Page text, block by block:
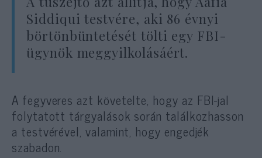
Siddiqui testvére, aki 86 évnyi
börtönbüntetését tölti egy FBI-
ügynök meggyilkolásáért.
A fegyveres azt követelte, hogy az FBI-jal
folytatott tárgyalások során találkozhasson
a testvérével, valamint, hogy engedjék
szabadon.